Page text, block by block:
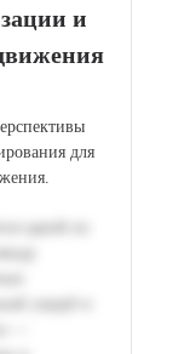
и
для